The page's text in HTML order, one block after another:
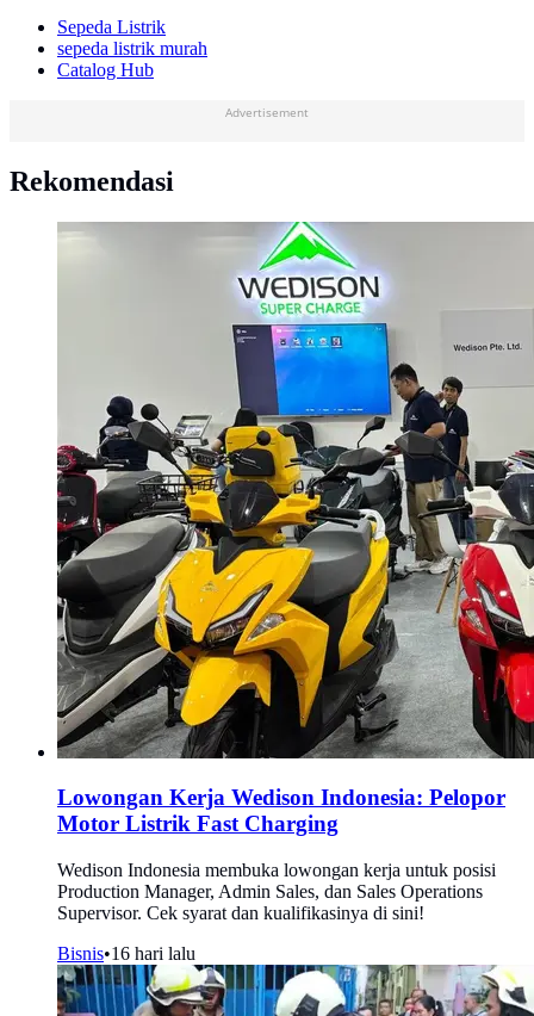
Sepeda Listrik
sepeda listrik murah
Catalog Hub
Advertisement
Rekomendasi
Lowongan Kerja Wedison Indonesia: Pelopor
Motor Listrik Fast Charging
Wedison Indonesia membuka lowongan kerja untuk posisi
Production Manager, Admin Sales, dan Sales Operations
Supervisor. Cek syarat dan kualifikasinya di sini!
Bisnis•16 hari lalu